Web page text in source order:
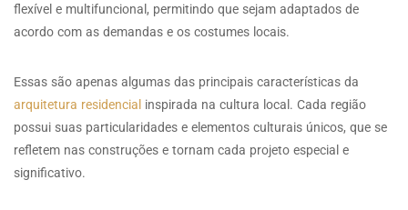
flexível e multifuncional, permitindo que sejam adaptados de
acordo com as demandas e os costumes locais.
Essas são apenas algumas das principais características da
arquitetura residencial inspirada na cultura local. Cada região
possui suas particularidades e elementos culturais únicos, que se
refletem nas construções e tornam cada projeto especial e
significativo.